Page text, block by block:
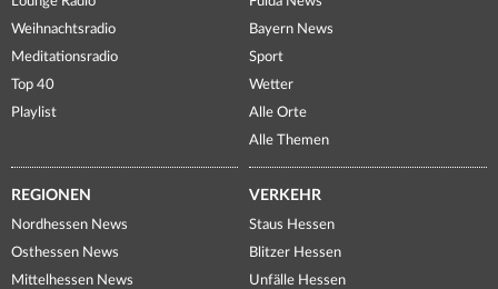
Weihnachtsradio
Meditationsradio
Top 40
Playlist
Bayern News
Sport
Wetter
Alle Orte
Alle Themen
REGIONEN
Nordhessen News
Osthessen News
Mittelhessen News
VERKEHR
Staus Hessen
Blitzer Hessen
Unfälle Hessen